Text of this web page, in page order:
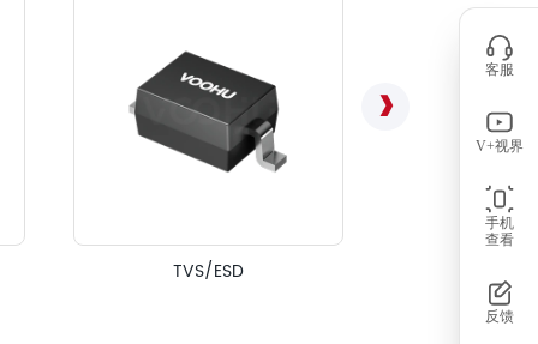
TVS/ESD
客服
V+视界
手机
查看
反馈